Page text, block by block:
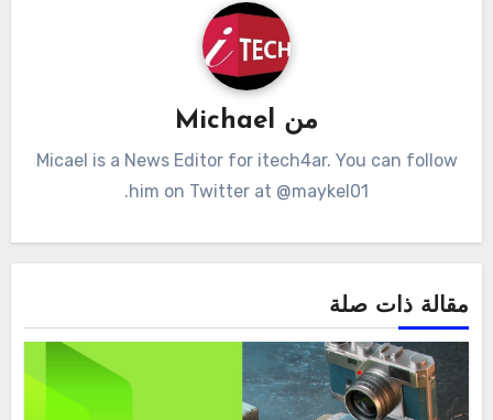
من Michael
Micael is a News Editor for itech4ar. You can follow
him on Twitter at @maykel01.
مقالة ذات صلة